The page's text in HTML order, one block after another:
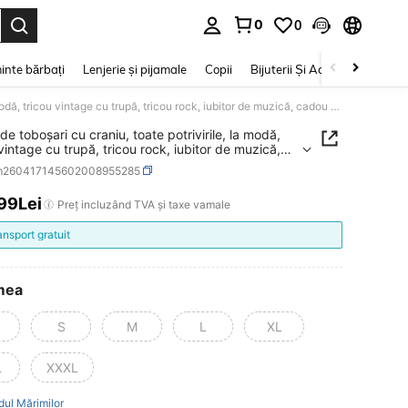
0 0
bărbați Lenjerie și pijamale Copii Bijuterii Și Accesorii
Tricou de toboșari cu craniu, toate potrivirile, la modă, tricou vintage cu trupă, tricou rock, iubitor de muzică, cadou pentru bărbați
toboșari cu craniu, toate potrivirile, la modă,
cu trupă, tricou rock, iubitor de muzică,
bărbați
AND AVAILABILITY
Preț incluzând TVA și taxe vamale
gratuit
S M L XL
XXXL
Mărimilor